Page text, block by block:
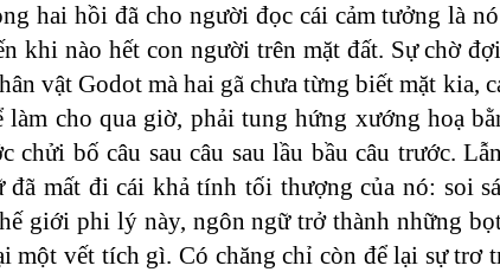
hai hồi đã cho người đọc cái cảm tưởng là
khi nào hết con người trên mặt đất. Sự chờ
vật Godot mà hai gã chưa từng biết mặt kia,
cho qua giờ, phải tung hứng xướng hoạ
bố câu sau câu sau lầu bầu câu trước.
mất đi cái khả tính tối thượng của nó: soi
giới phi lý này, ngôn ngữ trở thành những
một vết tích gì. Có chăng chỉ còn để lại sự trơ